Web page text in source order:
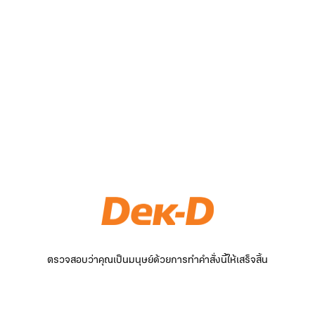
ตรวจสอบว่าคุณเป็นมนุษย์ด้วยการทำคำสั่งนี้ให้เสร็จสิ้น